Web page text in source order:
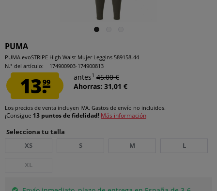
PUMA
PUMA evoSTRIPE High Waist Mujer Leggins 589158-44
N.° del artículo:
174900903-174900813
13.99
antes1 45,00 €
Ahorras: 31,01 €
Los precios de venta incluyen IVA. Gastos de envío no incluidos.
¡Consigue 13 puntos de fidelidad! Más información
Selecciona tu talla
XS
S M L
XL